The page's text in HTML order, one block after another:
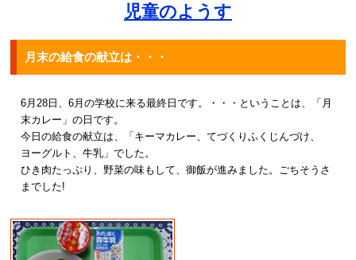
児童のようす
月末の給食の献立は・・・
6月28日、6月の学校に来る最終日です。・・・ということは、「月
末カレー」の日です。
今日の給食の献立は、「キーマカレー、てづくりふくじんづけ、
ヨーグルト、牛乳」でした。
ひき肉たっぷり、野菜の味もして、御飯が進みました。ごちそうさ
までした!